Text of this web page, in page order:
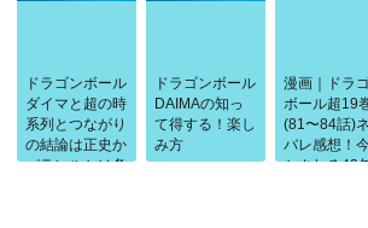
ドラゴンボール
ダイマと超の時
系列とつながり
の結論は正史か
パラレルかは条
ドラゴンボール
DAIMAの知っ
て得する！楽し
み方
漫画｜ドラ
ボール超19
(81〜84話)
バレ感想！
かされる40